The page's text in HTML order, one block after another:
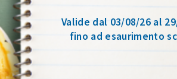
Valide dal 03/08/26 al
fino ad esaurimento